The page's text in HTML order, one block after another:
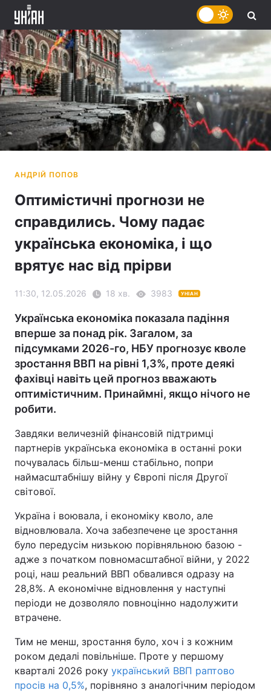
Головна Війна
Україна
Економіка Світ
Спорт Наука
Оптимістичні прогнози не
справдились. Чому падає
українська економіка, і що
врятує нас від прірви
11:30, 12.05.2026 18 хв. 3983 УНІАН
Українська економіка показала падіння
вперше за понад рік. Загалом, за
підсумками 2026-го, НБУ прогнозує кволе
зростання ВВП на рівні 1,3%, проте деякі
фахівці навіть цей прогноз вважають
оптимістичним. Принаймні, якщо нічого не
робити.
Завдяки величезній фінансовій підтримці
партнерів українська економіка в останні роки
почувалась більш-менш стабільно, попри
наймасштабнішу війну у Європі після Другої
світової.
Україна і воювала, і економіку кволо, але
відновлювала. Хоча забезпечене це зростання
було передусім низькою порівняльною базою -
адже з початком повномасштабної війни, у 2022
році, наш реальний ВВП обвалився одразу на
28,8%. А економічне відновлення у наступні
періоди не дозволяло повноцінно надолужити
втрачене.
Тим не менш, зростання було, хоч і з кожним
роком дедалі повільніше. Проте у першому
кварталі 2026 року український ВВП раптово
просів на 0,5%, порівняно з аналогічним періодом